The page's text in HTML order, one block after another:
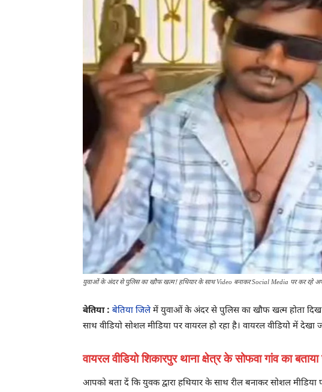
युवाओं के अंदर से पुलिस का खौफ खत्म! हथियार के साथ Video बनाकर Social Media पर कर रहे
बेतिया : बेतिया जिलेमें युवाओं के अंदर से पुलिस का खौफ खत्म होता दिख
साथ वीडियो सोशल मीडिया पर वायरल हो रहा है। वायरल वीडियो में
वायरल वीडियो शिकारपुर थाना क्षेत्र के सोफवा गांव का बताया
आपको बता दें कि युवक द्वारा हथियार के साथ रील बनाकर सोशल मीडिया